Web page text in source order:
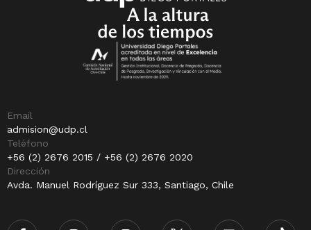
Email
admision@udp.cl
Teléfono
+56 (2) 2676 2015 / +56 (2) 2676 2020
Dirección
Avda. Manuel Rodríguez Sur 333, Santiago, Chile